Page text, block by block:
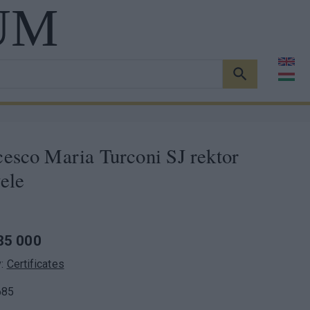
KERESÉS
Maria Turconi SJ rektor
000
Certificates